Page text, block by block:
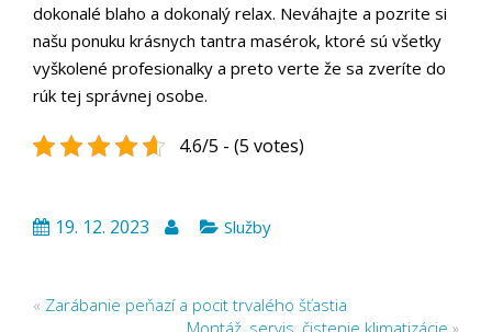
dokonalé blaho a dokonalý relax. Neváhajte a pozrite si
našu ponuku krásnych tantra masérok, ktoré sú všetky
vyškolené profesionalky a preto verte že sa zveríte do
rúk tej správnej osobe.
4.6/5 - (5 votes)
19. 12. 2023 Služby
« Zarábanie peňazí a pocit trvalého šťastia
Montáž, servis, čistenie klimatizácie »